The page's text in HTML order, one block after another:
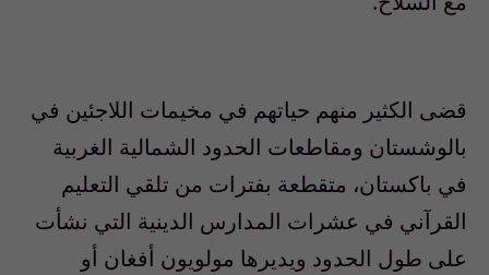
قضى الكثير منهم حياتهم في مخيمات اللاجئين في
بالوشستان ومقاطعات الحدود الشمالية الغربية
في باكستان، متقطعة بفترات من تلقي التعليم
القرآني في عشرات المدارس الدينية التي نشأت
على طول الحدود ويديرها مولويون أفغان أو